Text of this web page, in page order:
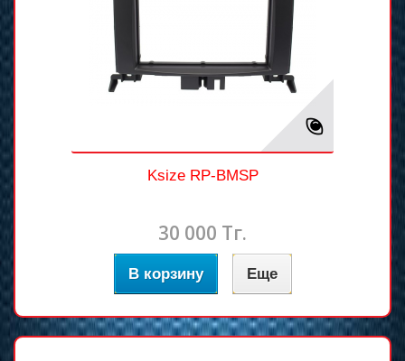
Ksize RP-BMSP
30 000 Тг.
В корзину Еще